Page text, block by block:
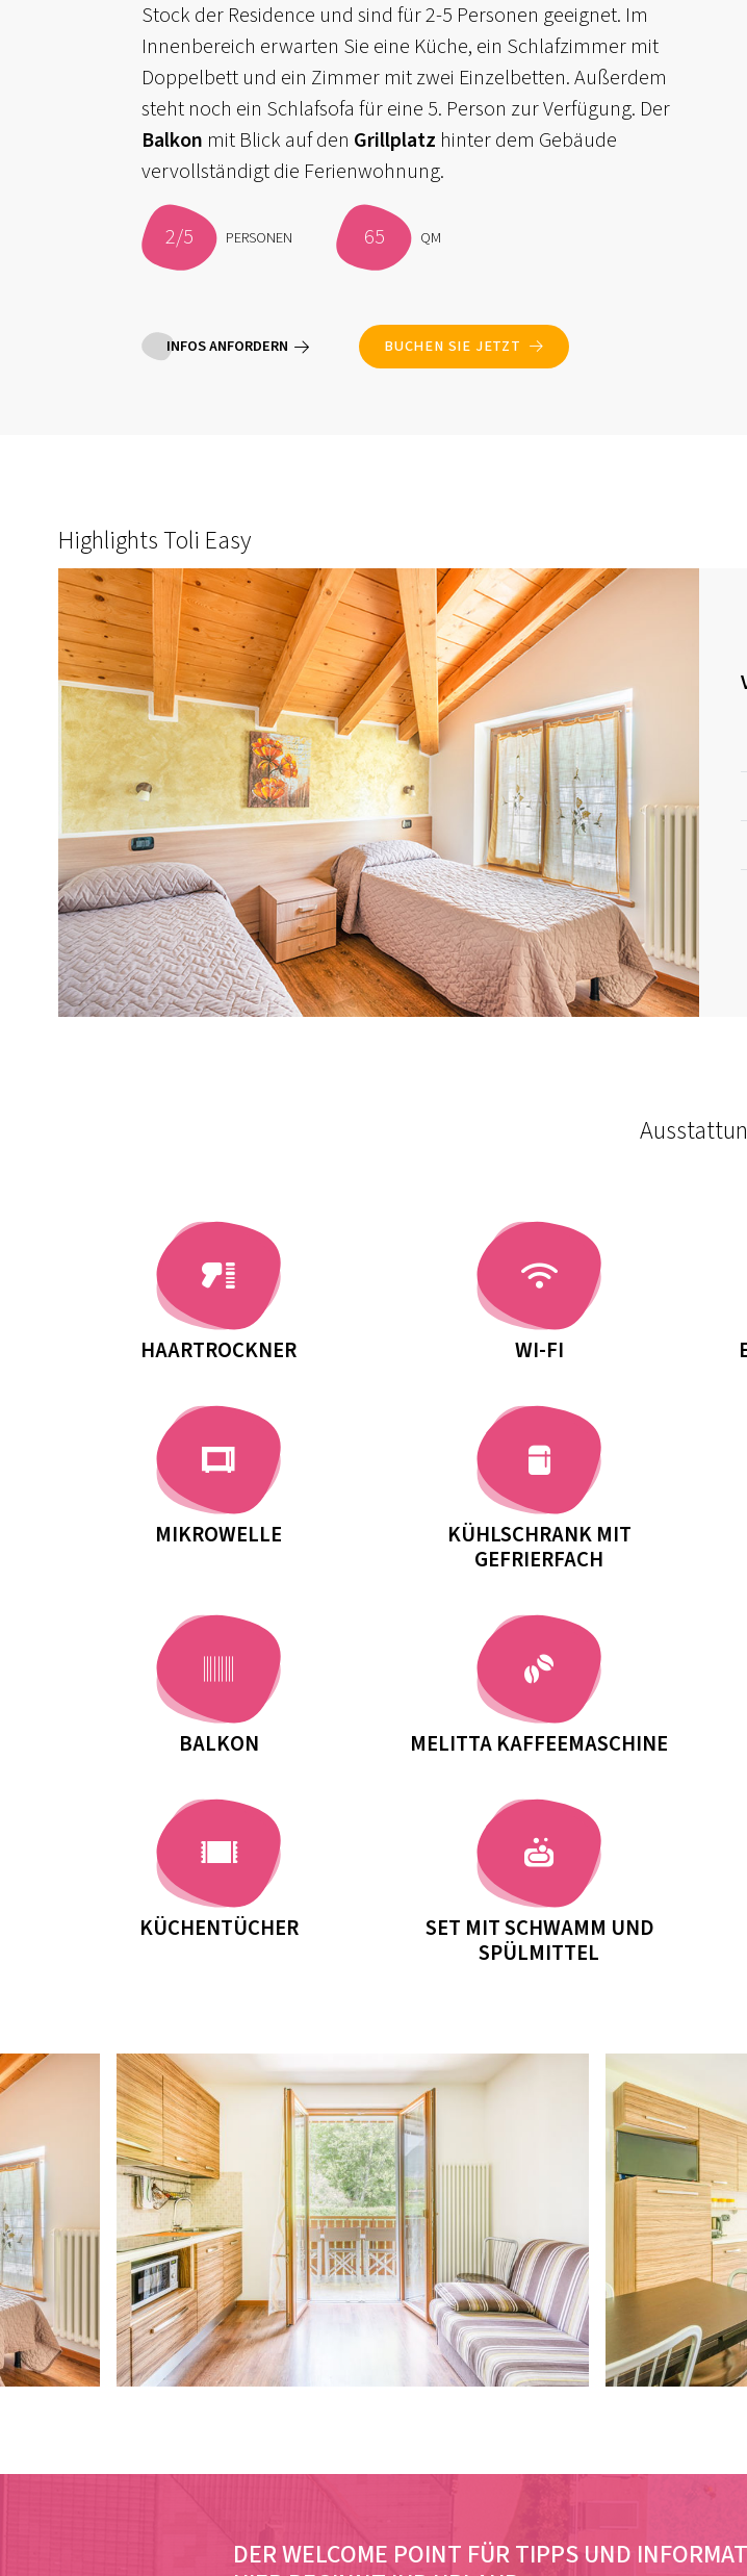
Stock der Residence und sind für 2-5 Personen geeignet. Im
Innenbereich erwarten Sie eine Küche, ein Schlafzimmer mit
Doppelbett und ein Zimmer mit zwei Einzelbetten. Außerdem
steht noch ein Schlafsofa für eine 5. Person zur Verfügung. Der
Balkon mit Blick auf den Grillplatz hinter dem Gebäude
vervollständigt die Ferienwohnung.
2/5 PERSONEN 65 QM
INFOS ANFORDERN BUCHEN SIE JETZT
Highlights Toli Easy
HAARTROCKNER WI-FI
MIKROWELLE
KÜHLSCHRANK MIT
GEFRIERFACH
BALKON MELITTA KAFFEEMASCHINE
KÜCHENTÜCHER
SET MIT SCHWAMM UND
SPÜLMITTEL
DER WELCOME POINT FÜR TIPPS UND